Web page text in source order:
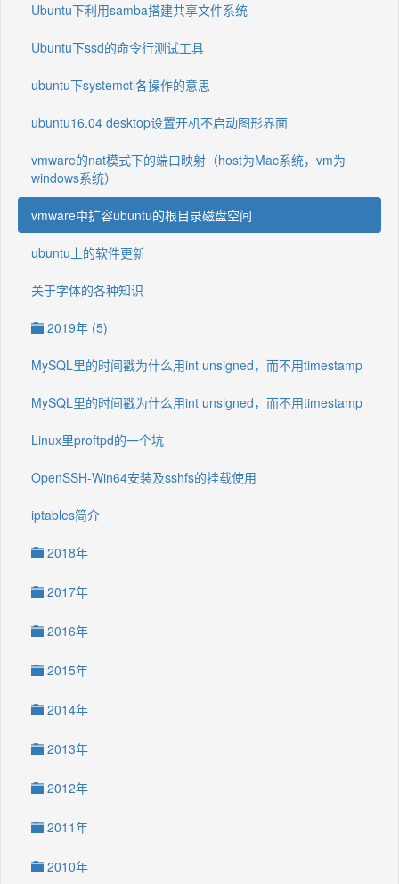
Ubuntu下利用samba搭建共享文件系统
Ubuntu下ssd的命令行测试工具
ubuntu下systemctl各操作的意思
ubuntu16.04 desktop设置开机不启动图形界面
vmware的nat模式下的端口映射（host为Mac系统，vm为
windows系统）
vmware中扩容ubuntu的根目录磁盘空间
ubuntu上的软件更新
关于字体的各种知识
2019年 (5)
MySQL里的时间戳为什么用int unsigned，而不用timestamp
MySQL里的时间戳为什么用int unsigned，而不用timestamp
Linux里proftpd的一个坑
OpenSSH-Win64安装及sshfs的挂载使用
iptables简介
2018年
2017年
2016年
2015年
2014年
2013年
2012年
2011年
2010年